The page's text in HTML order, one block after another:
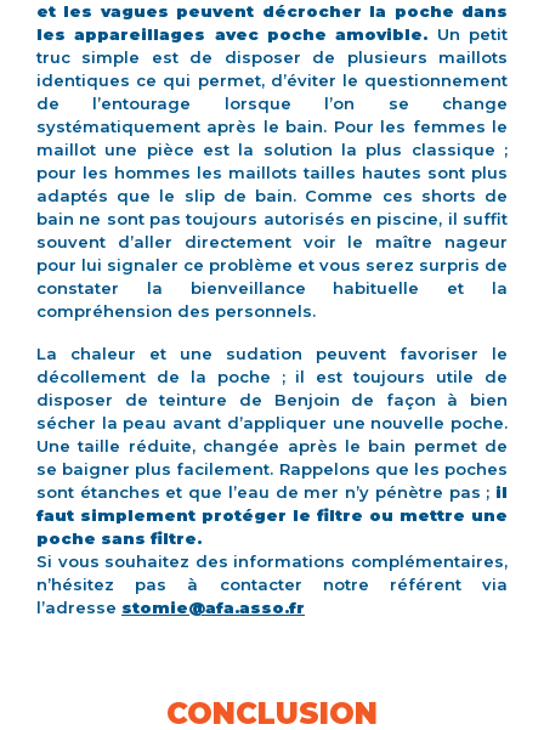
et les vagues peuvent décrocher la poche dans
les appareillages avec poche amovible. Un petit
truc simple est de disposer de plusieurs maillots
identiques ce qui permet, d’éviter le questionnement
de l’entourage lorsque l’on se change
systématiquement après le bain. Pour les femmes le
maillot une pièce est la solution la plus classique ;
pour les hommes les maillots tailles hautes sont plus
adaptés que le slip de bain. Comme ces shorts de
bain ne sont pas toujours autorisés en piscine, il suffit
souvent d’aller directement voir le maître nageur
pour lui signaler ce problème et vous serez surpris de
constater la bienveillance habituelle et la
compréhension des personnels.
La chaleur et une sudation peuvent favoriser le
décollement de la poche ; il est toujours utile de
disposer de teinture de Benjoin de façon à bien
sécher la peau avant d’appliquer une nouvelle poche.
Une taille réduite, changée après le bain permet de
se baigner plus facilement. Rappelons que les poches
sont étanches et que l’eau de mer n’y pénètre pas ; il
faut simplement protéger le filtre ou mettre une
poche sans filtre.
Si vous souhaitez des informations complémentaires,
n’hésitez pas à contacter notre référent via
l’adresse stomie@afa.asso.fr
CONCLUSION